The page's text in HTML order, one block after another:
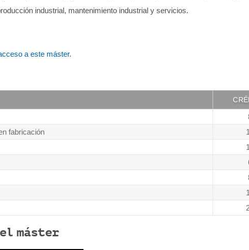
industrial, mantenimiento industrial y servicios.
a este máster.
fabricación
máster